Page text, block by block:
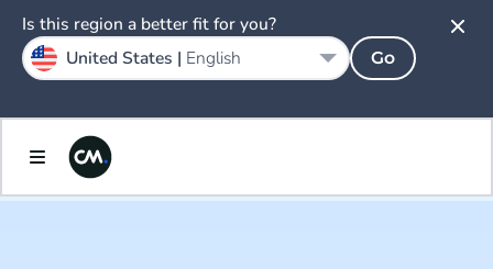
Is this region a better fit for you?
United States | English Go